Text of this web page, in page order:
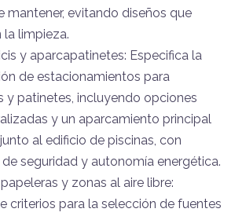
mantener, evitando diseños que
la limpieza.
y aparcapatinetes: Especifica la
de estacionamientos para
y patinetes, incluyendo opciones
y un aparcamiento principal
al edificio de piscinas, con
seguridad y autonomía energética.
y zonas al aire libre:
criterios para la selección de fuentes